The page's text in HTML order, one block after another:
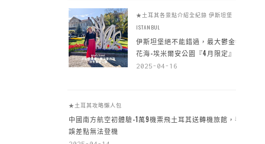
★土耳其各景點介紹全紀錄 伊斯坦堡
ISTANBUL
伊斯坦堡絕不能錯過，最大鬱金香
花海-埃米爾安公園『4月限定』
2025-04-16
★土耳其攻略懶人包
中國南方航空初體驗-1萬9機票飛土耳其送轉機旅館，手
誤差點無法登機